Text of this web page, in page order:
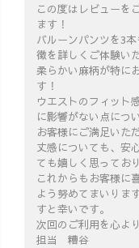
この度はレビューを
ます！
バルーンパンツを3
徴を詳しくご体験い
柔らかい麻柄が特に
す！
ウエストのフィット
に影響がない点につ
お客様にご満足いた
丈感についても、安
ても嬉しく思ってお
これからもお客様に
よう努めてまいりま
すと幸いです。
次回のご利用を心よ
担当 糟谷